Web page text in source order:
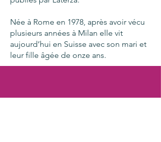
Née à Rome en 1978, après avoir vécu
plusieurs années à Milan elle vit
aujourd’hui en Suisse avec son mari et
leur fille âgée de onze ans.